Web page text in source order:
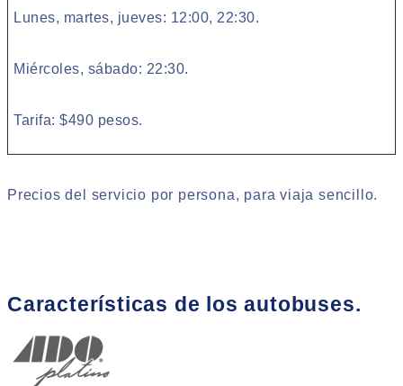
Lunes, martes, jueves: 12:00, 22:30.
Miércoles, sábado: 22:30.
Tarifa: $490 pesos.
Precios del servicio por persona, para viaja sencillo.
Características de los autobuses.